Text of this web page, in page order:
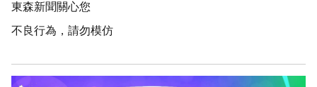
東森新聞關心您
不良行為，請勿模仿